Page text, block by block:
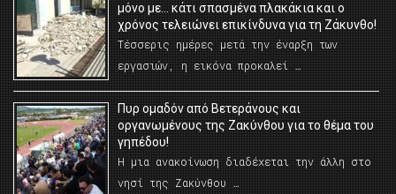
μόνο με… κάτι σπασμένα πλακάκια και ο
χρόνος τελειώνει επικίνδυνα για τη Ζάκυνθο!
Τέσσερις ημέρες μετά την έναρξη των
εργασιών, η εικόνα προκαλεί …
Πυρ ομαδόν από Βετεράνους και
οργανωμένους της Ζακύνθου για το θέμα του
γηπέδου!
Η μια ανακοίνωση διαδέχεται την άλλη στο
νησί της Ζακύνθου …